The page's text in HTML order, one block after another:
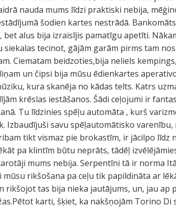
nauda mums līdzi praktiski nebija,
šodien kartes nestrādā.
alus bija izraisījis pamatīgu apetīti.
tecinot, gājām garām pirms tam
Ciematam beidzoties,bija neliels
un čipsi bija mūsu ēdienkartes
kura skanēja no kādas telts. Katrs
krēslas iestāšanos. Šādi ceļojumi ir
Tu līdzinies spēļu automāta , kurš
Izbaudījuši savu spēļautomātisko varenību,
tikt vismaz pie brokastīm, ir jācilpo līdz
pa klintīm būtu neprāts, tādēļ
mums nebija. Serpentīni tā ir norma
rikšošana pa ceļu tik papildināta ar
rikšojot tas bija nieka jautājums, un, jau ap
karti, šķiet, ka nakšņojām Torino Di